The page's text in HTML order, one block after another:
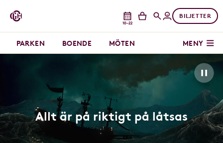
10–22
BILJETTER
PARKEN BOENDE MÖTEN MENY
Allt är på riktigt på låtsas